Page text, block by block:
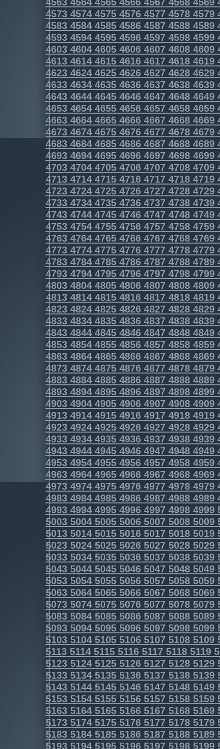
4573457445754576457745784579
4583458445854586458745884589
4593459445954596459745984599
4603460446054606460746084609
4613461446154616461746184619
4623462446254626462746284629
4633463446354636463746384639
4643464446454646464746484649
4653465446554656465746584659
4663466446654666466746684669
4673467446754676467746784679
4683468446854686468746884689
4693469446954696469746984699
4703470447054706470747084709
4713471447154716471747184719
4723472447254726472747284729
4733473447354736473747384739
4743474447454746474747484749
4753475447554756475747584759
4763476447654766476747684769
4773477447754776477747784779
4783478447854786478747884789
4793479447954796479747984799
4803480448054806480748084809
4813481448154816481748184819
4823482448254826482748284829
4833483448354836483748384839
4843484448454846484748484849
4853485448554856485748584859
4863486448654866486748684869
4873487448754876487748784879
4883488448854886488748884889
4893489448954896489748984899
4903490449054906490749084909
4913491449154916491749184919
4923492449254926492749284929
4933493449354936493749384939
4943494449454946494749484949
4953495449554956495749584959
4963496449654966496749684969
4973497449754976497749784979
4983498449854986498749884989
4993499449954996499749984999
5003500450055006500750085009
5013501450155016501750185019
5023502450255026502750285029
5033503450355036503750385039
5043504450455046504750485049
5053505450555056505750585059
5063506450655066506750685069
5073507450755076507750785079
5083508450855086508750885089
5093509450955096509750985099
5103510451055106510751085109
5113511451155116511751185119
5123512451255126512751285129
5133513451355136513751385139
5143514451455146514751485149
5153515451555156515751585159
5163516451655166516751685169
5173517451755176517751785179
5183518451855186518751885189
5193519451955196519751985199